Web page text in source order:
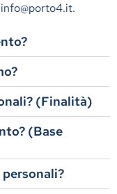
info@porto4.it.
(Finalità)
(Base